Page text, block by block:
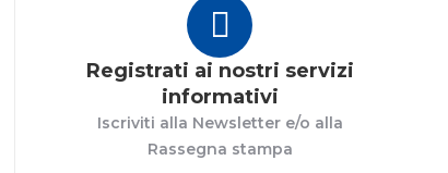
Registrati ai nostri servizi
informativi
Iscriviti alla Newsletter e/o alla
Rassegna stampa